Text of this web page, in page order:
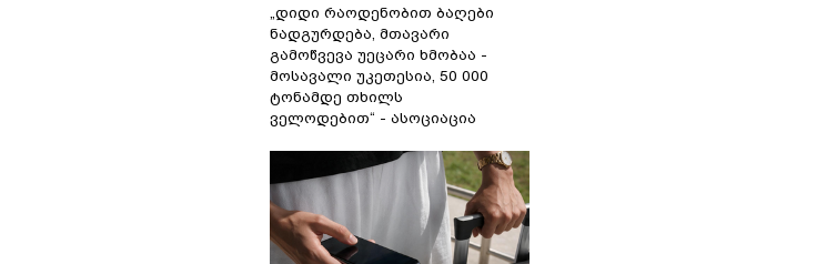
„დიდი რაოდენობით ბაღები
ნადგურდება, მთავარი
გამოწვევა უეცარი ხმობაა -
მოსავალი უკეთესია, 50 000
ტონამდე თხილს
ველოდებით“ - ასოციაცია